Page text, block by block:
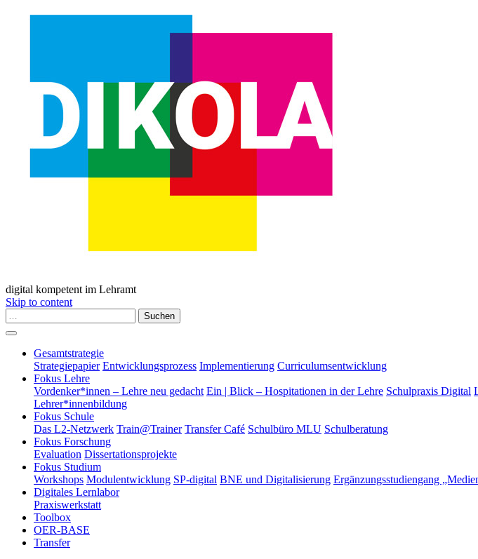
digital kompetent im Lehramt
Skip to content
Suchen
Gesamtstrategie
Strategiepapier Entwicklungsprozess Implementierung Curriculumsentwicklung
Fokus Lehre
Vordenker*innen – Lehre neu gedacht Ein | Blick – Hospitationen in der Lehre Schulpraxis Digital
Lehrer*innenbildung
Fokus Schule
Das L2-Netzwerk Train@Trainer Transfer Café Schulbüro MLU Schulberatung
Fokus Forschung
Evaluation Dissertationsprojekte
Fokus Studium
Workshops Modulentwicklung SP-digital BNE und Digitalisierung Ergänzungsstudiengang
Digitales Lernlabor
Praxiswerkstatt
Toolbox
OER-BASE
Transfer